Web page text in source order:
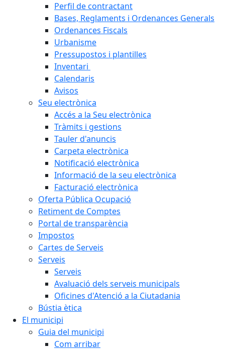
Perfil de contractant
Bases, Reglaments i Ordenances Generals
Ordenances Fiscals
Urbanisme
Pressupostos i plantilles
Inventari
Calendaris
Avisos
Seu electrònica
Accés a la Seu electrònica
Tràmits i gestions
Tauler d'anuncis
Carpeta electrònica
Notificació electrònica
Informació de la seu electrònica
Facturació electrònica
Oferta Pública Ocupació
Retiment de Comptes
Portal de transparència
Impostos
Cartes de Serveis
Serveis
Serveis
Avaluació dels serveis municipals
Oficines d'Atenció a la Ciutadania
Bústia ètica
El municipi
Guia del municipi
Com arribar